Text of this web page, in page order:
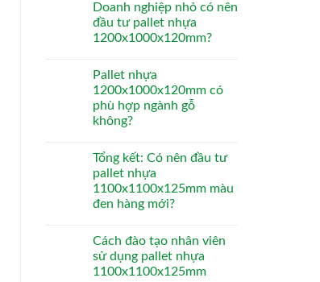
Doanh nghiệp nhỏ có nên
đầu tư pallet nhựa
1200x1000x120mm?
Pallet nhựa
1200x1000x120mm có
phù hợp ngành gỗ
không?
Tổng kết: Có nên đầu tư
pallet nhựa
1100x1100x125mm màu
đen hàng mới?
Cách đào tạo nhân viên
sử dụng pallet nhựa
1100x1100x125mm